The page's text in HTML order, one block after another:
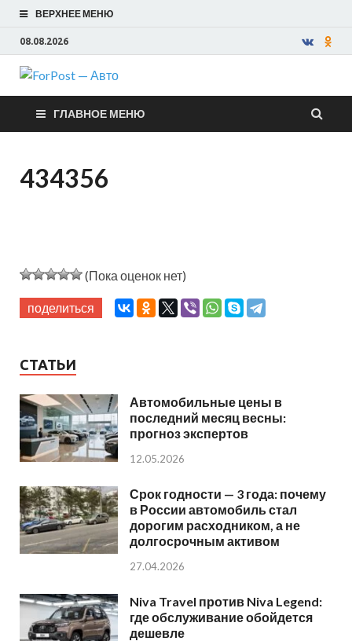
ВЕРХНЕЕ МЕНЮ
08.08.2026
ForPost —
Авто
ГЛАВНОЕ МЕНЮ
434356
(Пока оценок нет)
поделиться
СТАТЬИ
Автомобильные цены в
последний месяц весны:
прогноз экспертов
12.05.2026
Срок годности — 3 года: почему
в России автомобиль стал
дорогим расходником, а не
долгосрочным активом
27.04.2026
Niva Travel против Niva Legend:
где обслуживание обойдется
дешевле